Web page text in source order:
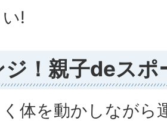
!
！親子deスポ
体を動かしながら